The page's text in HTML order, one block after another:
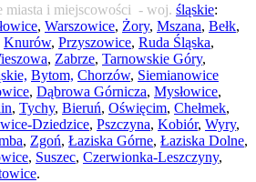
miasta i miejscowości - woj. śląskie:
, Warszowice, Żory, Mszana, Bełk,
Knurów, Przyszowice, Ruda Śląska,
, Zabrze, Tarnowskie Góry,
Bytom, Chorzów, Siemianowice
, Dąbrowa Górnicza, Mysłowice,
, Tychy, Bieruń, Oświęcim, Chełmek,
Dziedzice, Pszczyna, Kobiór, Wyry,
, Zgoń, Łaziska Górne, Łaziska Dolne,
, Suszec, Czerwionka-Leszczyny,
.